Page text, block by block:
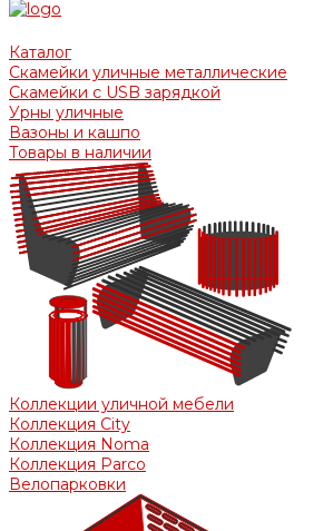
Каталог
Скамейки уличные металлические
Скамейки с USB зарядкой
Урны уличные
Вазоны и кашпо
Товары в наличии
Коллекции уличной мебели
Коллекция City
Коллекция Noma
Коллекция Parco
Велопарковки